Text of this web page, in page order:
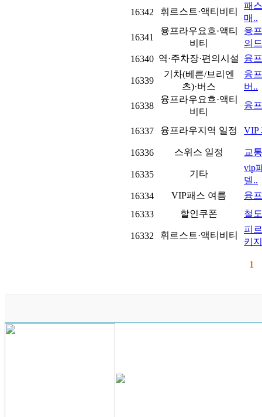
16342 휘르스트·액티비티
패
매..
16341
융프라우요흐·액티
비티
융
의
16340 역·주차장·편의시설 융
16339
기차(베른/브리엔
츠)·버스
융
버..
16338
융프라우요흐·액티
비티
융
16337 융프라우지역 일정 VIP
16336 스위스 일정 교
16335 기타
vip
델..
16334
VIP패스 여름
융
16333
할인쿠폰 철
16332 휘르스트·액티비티
피
키
1